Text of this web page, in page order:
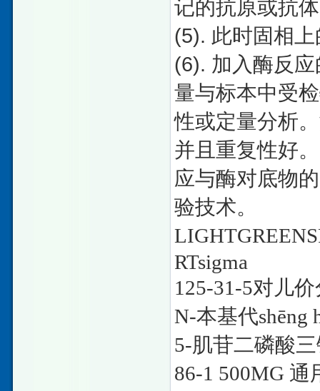
记的抗原或抗
(5). 此时固相
(6). 加入酶反
量与标本中受
性或定量分析
并且重复性好
应与酶对底物
验技术。
RTsigma
125-31-5对儿
N-本基代shēng
5-肌苷二磷酸
86-1 500MG 通